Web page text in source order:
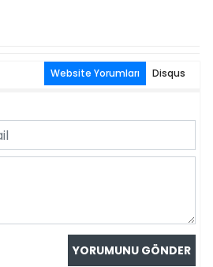
Website Yorumları Disqus